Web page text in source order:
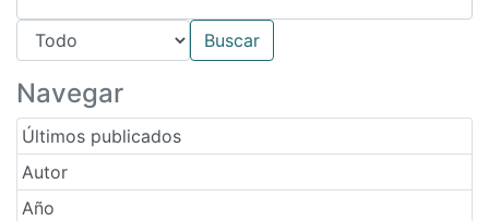
Navegar
Últimos publicados
Autor
Año